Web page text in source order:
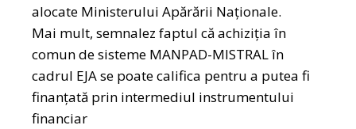
alocate Ministerului Apărării Naționale.
Mai mult, semnalez faptul că achiziţia în
comun de sisteme MANPAD-MISTRAL în
cadrul EJA se poate califica pentru a putea fi
finanţată prin intermediul instrumentului
financiar